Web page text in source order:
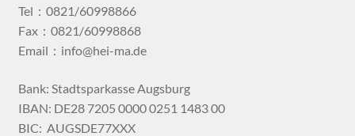
Tel：0821/60998866
Fax：0821/60998868
Email：info@hei-ma.de
Bank: Stadtsparkasse Augsburg
IBAN: DE28 7205 0000 0251 1483 00
BIC: AUGSDE77XXX